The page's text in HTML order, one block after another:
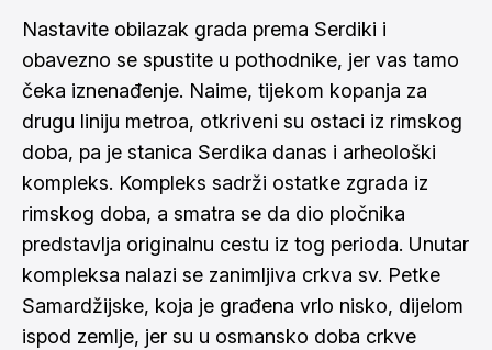
Nastavite obilazak grada prema Serdiki i
obavezno se spustite u pothodnike, jer vas tamo
čeka iznenađenje. Naime, tijekom kopanja za
drugu liniju metroa, otkriveni su ostaci iz rimskog
doba, pa je stanica Serdika danas i arheološki
kompleks. Kompleks sadrži ostatke zgrada iz
rimskog doba, a smatra se da dio pločnika
predstavlja originalnu cestu iz tog perioda. Unutar
kompleksa nalazi se zanimljiva crkva sv. Petke
Samardžijske, koja je građena vrlo nisko, dijelom
ispod zemlje, jer su u osmansko doba crkve